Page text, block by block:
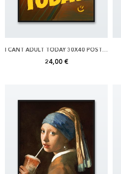
I CANT ADULT TODAY 30X40 POSTER
24,00 €